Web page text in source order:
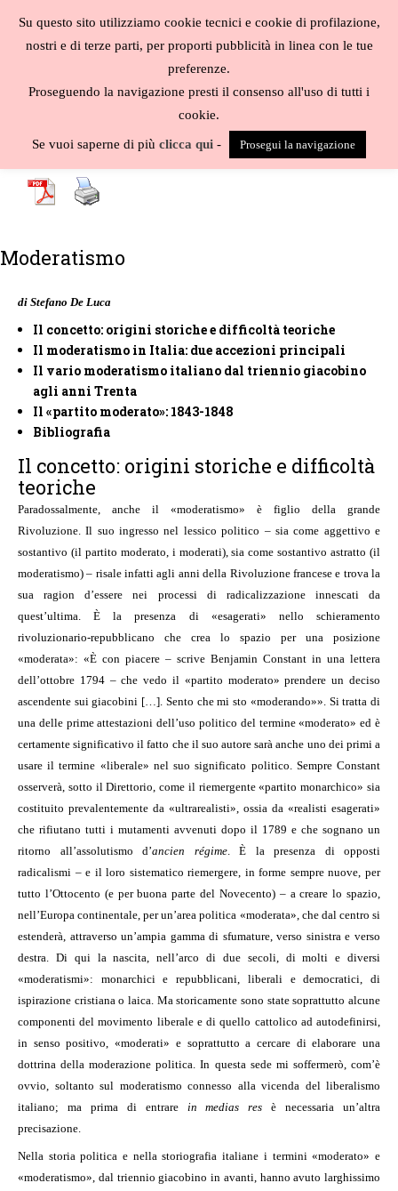
contenuto
- - -G -H -I K L-M-N-O-P-Q-R-S
- W -Y-Z-
Moderatismo
di Stefano De Luca
Il concetto: origini storiche e difficoltà teoriche
Il moderatismo in Italia: due accezioni principali
Il vario moderatismo italiano dal triennio giacobino
agli anni Trenta
Il «partito moderato»: 1843-1848
Bibliografia
Il concetto: origini storiche e difficoltà
teoriche
Paradossalmente, anche il «moderatismo» è figlio della grande
Rivoluzione. Il suo ingresso nel lessico politico – sia come aggettivo e
sostantivo (il partito moderato, i moderati), sia come sostantivo astratto (il
moderatismo) – risale infatti agli anni della Rivoluzione francese e trova la
sua ragion d’essere nei processi di radicalizzazione innescati da
quest’ultima. È la presenza di «esagerati» nello schieramento
rivoluzionario-repubblicano che crea lo spazio per una posizione
«moderata»: «È con piacere – scrive Benjamin Constant in una lettera
dell’ottobre 1794 – che vedo il «partito moderato» prendere un deciso
ascendente sui giacobini […]. Sento che mi sto «moderando»». Si tratta di
una delle prime attestazioni dell’uso politico del termine «moderato» ed è
certamente significativo il fatto che il suo autore sarà anche uno dei primi a
usare il termine «liberale» nel suo significato politico. Sempre Constant
osserverà, sotto il Direttorio, come il riemergente «partito monarchico» sia
costituito prevalentemente da «ultrarealisti», ossia da «realisti esagerati»
che rifiutano tutti i mutamenti avvenuti dopo il 1789 e che sognano un
ritorno all’assolutismo d’ancien régime. È la presenza di opposti
radicalismi – e il loro sistematico riemergere, in forme sempre nuove, per
tutto l’Ottocento (e per buona parte del Novecento) – a creare lo spazio,
nell’Europa continentale, per un’area politica «moderata», che dal centro si
estenderà, attraverso un’ampia gamma di sfumature, verso sinistra e verso
destra. Di qui la nascita, nell’arco di due secoli, di molti e diversi
«moderatismi»: monarchici e repubblicani, liberali e democratici, di
ispirazione cristiana o laica. Ma storicamente sono state soprattutto alcune
componenti del movimento liberale e di quello cattolico ad autodefinirsi,
in senso positivo, «moderati» e soprattutto a cercare di elaborare una
dottrina della moderazione politica. In questa sede mi soffermerò, com’è
ovvio, soltanto sul moderatismo connesso alla vicenda del liberalismo
italiano; ma prima di entrare in medias res è necessaria un’altra
precisazione.
Nella storia politica e nella storiografia italiane i termini «moderato» e
«moderatismo», dal triennio giacobino in avanti, hanno avuto larghissimo
Su questo sito utilizziamo cookie tecnici e cookie di profilazione,
nostri e di terze parti, per proporti pubblicità in linea con le tue
preferenze.
Proseguendo la navigazione presti il consenso all'uso di tutti i
cookie.
Se vuoi saperne di più clicca qui - Prosegui la navigazione